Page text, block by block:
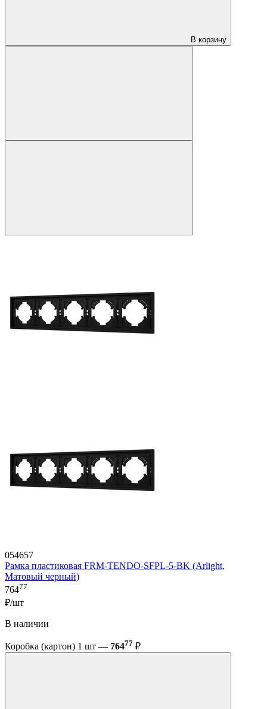
В корзину
054657
Рамка пластиковая FRM-TENDO-SFPL-5-BK (Arlight,
Матовый черный)
76477
₽/шт
В наличии
Коробка (картон) 1 шт — 76477 ₽